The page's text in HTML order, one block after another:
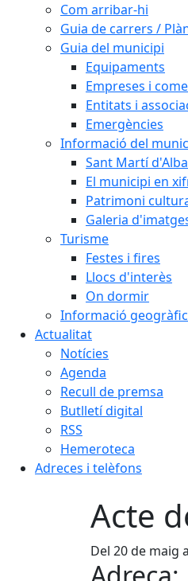
Com arribar-hi
Guia de carrers /
Guia del municipi
Equipaments
Empreses i
Entitats i
Emergències
Informació del
Sant Martí
El municipi en
Patrimoni
Galeria
Turisme
Festes i fires
Llocs d'interès
On dormir
Informació
Actualitat
Notícies
Agenda
Recull de premsa
Butlletí digital
RSS
Hemeroteca
Adreces i telèfons
Acte
Del 20 de maig